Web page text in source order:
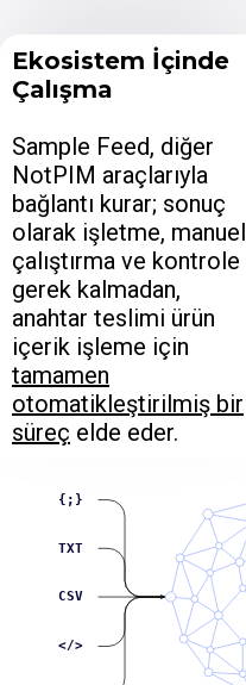
Ekosistem İçinde
Çalışma
Sample Feed, diğer
NotPIM araçlarıyla
bağlantı kurar; sonuç
olarak işletme, manuel
çalıştırma ve kontrole
gerek kalmadan,
anahtar teslimi ürün
içerik işleme için
tamamen
otomatikleştirilmiş bir
süreç elde eder.
{;}
TXT
CSV
</>